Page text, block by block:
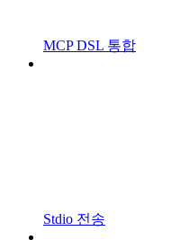
MCP DSL 통합
Stdio 전송